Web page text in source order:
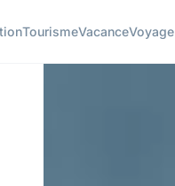
TourismeVacanceVoyage